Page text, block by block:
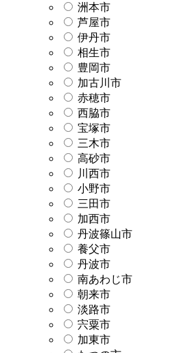
洲本市
芦屋市
伊丹市
相生市
豊岡市
加古川市
赤穂市
西脇市
宝塚市
三木市
高砂市
川西市
小野市
三田市
加西市
丹波篠山市
養父市
丹波市
南あわじ市
朝来市
淡路市
宍粟市
加東市